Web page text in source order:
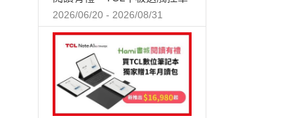
2026/06/20 - 2026/08/31